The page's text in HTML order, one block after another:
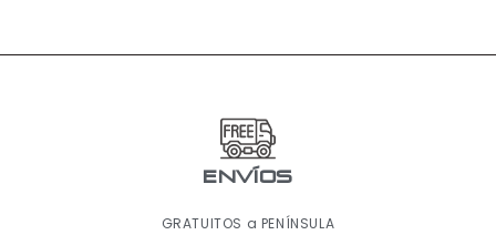
ENVÍOS
GRATUITOS a PENÍNSULA